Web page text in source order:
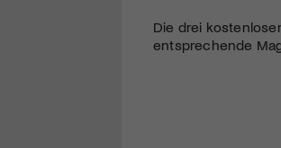
Die drei
entsprechende